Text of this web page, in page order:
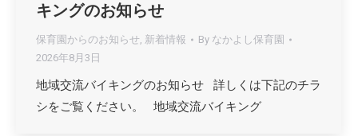
キングのお知らせ
保育園からのお知らせ, 新着情報 By なかよし保育園
2026年8月3日
地域交流バイキングのお知らせ 詳しくは下記のチラ
シをご覧ください。 地域交流バイキング